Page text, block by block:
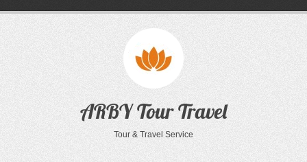
ARBY Tour Travel
Tour & Travel Service